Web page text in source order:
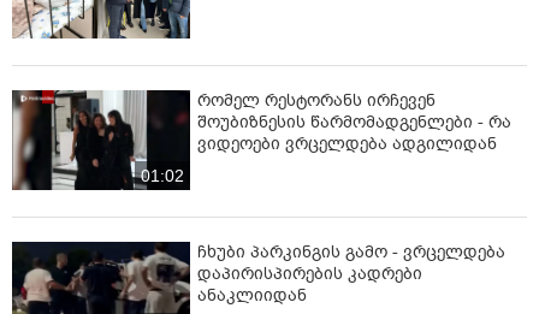
01:02
რომელ რესტორანს ირჩევენ
შოუბიზნესის წარმომადგენლები - რა
ვიდეოები ვრცელდება ადგილიდან
ჩხუბი პარკინგის გამო - ვრცელდება
დაპირისპირების კადრები
ანაკლიიდან